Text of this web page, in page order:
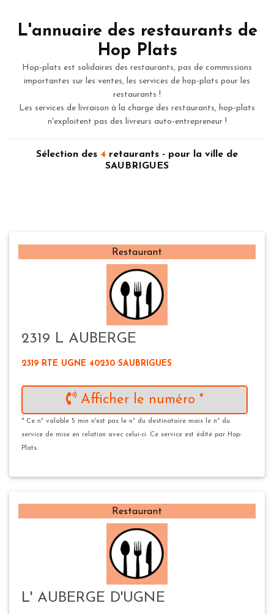
L'annuaire des restaurants de
Hop Plats
Hop-plats est solidaires des restaurants, pas de commissions
importantes sur les ventes, les services de hop-plats pour les
restaurants !
Les services de livraison à la charge des restaurants, hop-plats
n'exploitent pas des livreurs auto-entrepreneur !
Sélection des 4 retaurants - pour la ville de
SAUBRIGUES
Restaurant
2319 L AUBERGE
2319 RTE UGNE 40230 SAUBRIGUES
Afficher le numéro *
* Ce n° valable 5 min n'est pas le n° du destinataire mais le n° du
service de mise en relation avec celui-ci. Ce service est édité par Hop-
Plats.
Restaurant
L' AUBERGE D'UGNE